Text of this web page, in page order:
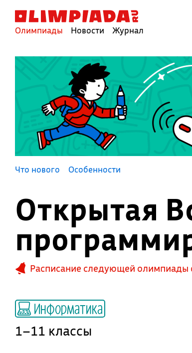
Олимпиады Новости Журнал
Что нового Особенности
Открытая
Расписание следующей олимпиады
Информатика
1–11 классы